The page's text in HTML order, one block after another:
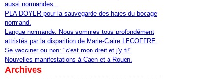
aussi normandes...
PLAIDOYER pour la sauvegarde des haies du bocage
normand.
Langue normande: Nous sommes tous profondément
attristés par la disparition de Marie-Claire LECOFFRE.
Se vacciner ou non: "c'est mon dreit et j'y ti!"
Nouvelles manifestations à Caen et à Rouen.
Archives